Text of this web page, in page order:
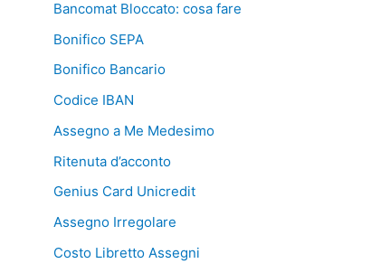
Bancomat Bloccato: cosa fare
Bonifico SEPA
Bonifico Bancario
Codice IBAN
Assegno a Me Medesimo
Ritenuta d’acconto
Genius Card Unicredit
Assegno Irregolare
Costo Libretto Assegni